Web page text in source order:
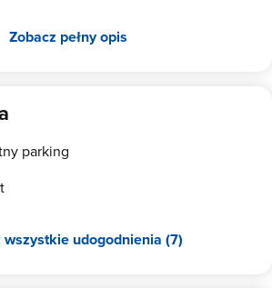
Zobacz pełny opis
parking
wszystkie udogodnienia (7)